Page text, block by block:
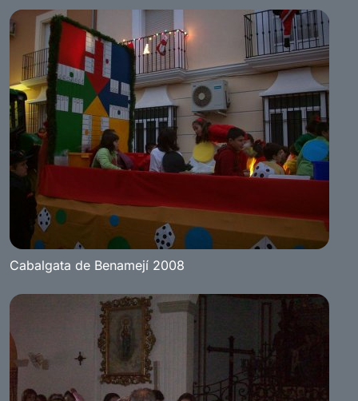
Cabalgata de Benamejí 2008